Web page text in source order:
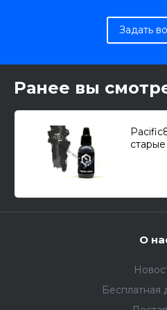
Задать
Ранее вы
О
Бесплатная